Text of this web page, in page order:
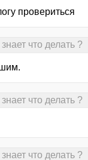
провериться
что делать ?
что делать ?
что делать ?